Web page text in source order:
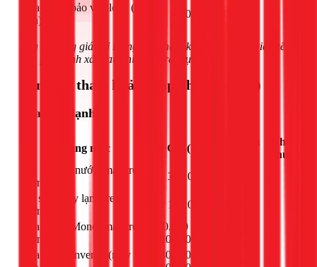
Thay rờ le bảo vệ block (máy
nén)
650.000 - 850.000
Lưu ý: Bảng giá chỉ mang tính tham khảo. Kỹ thuật viên sẽ
báo giá chính xác sau khi kiểm tra thực tế.
Bảng giá tham khảo (Cập nhật 03/2026)
Sửa máy lạnh
Hạng mục Giá (VNĐ)
Ghi
chú
Xử lý chảy nước (máy treo
tường)
Từ 300.000đ
Vệ sinh máy lạnh treo
tường
Từ 150.000đ
Sửa board Mono (máy treo
tường)
800.000 -
1.200.000đ
Sửa board Inverter (máy
1.400.000 -